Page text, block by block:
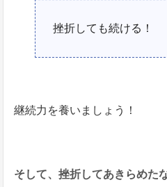
挫折しても続ける！
継続力を養いましょう！
そして、挫折してあきらめた